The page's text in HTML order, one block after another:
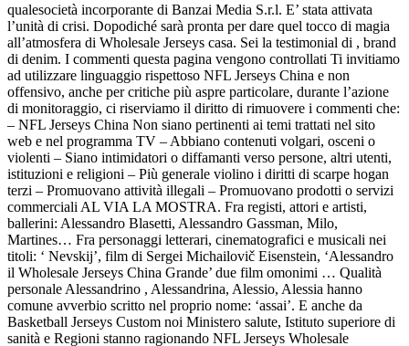
qualesocietà incorporante di Banzai Media S.r.l. E’ stata attivata
l’unità di crisi. Dopodiché sarà pronta per dare quel tocco di magia
all’atmosfera di Wholesale Jerseys casa. Sei la testimonial di , brand
di denim. I commenti questa pagina vengono controllati Ti invitiamo
ad utilizzare linguaggio rispettoso NFL Jerseys China e non
offensivo, anche per critiche più aspre particolare, durante l’azione
di monitoraggio, ci riserviamo il diritto di rimuovere i commenti che:
– NFL Jerseys China Non siano pertinenti ai temi trattati nel sito
web e nel programma TV – Abbiano contenuti volgari, osceni o
violenti – Siano intimidatori o diffamanti verso persone, altri utenti,
istituzioni e religioni – Più generale violino i diritti di scarpe hogan
terzi – Promuovano attività illegali – Promuovano prodotti o servizi
commerciali AL VIA LA MOSTRA. Fra registi, attori e artisti,
ballerini: Alessandro Blasetti, Alessandro Gassman, Milo,
Martines… Fra personaggi letterari, cinematografici e musicali nei
titoli: ‘ Nevskij’, film di Sergei Michailovič Eisenstein, ‘Alessandro
il Wholesale Jerseys China Grande’ due film omonimi … Qualità
personale Alessandrino , Alessandrina, Alessio, Alessia hanno
comune avverbio scritto nel proprio nome: ‘assai’. E anche da
Basketball Jerseys Custom noi Ministero salute, Istituto superiore di
sanità e Regioni stanno ragionando NFL Jerseys Wholesale